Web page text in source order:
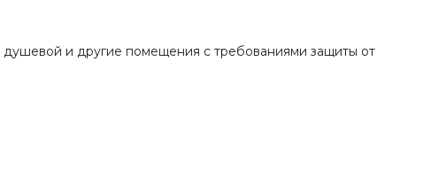
душевой и другие помещения с требованиями защиты от